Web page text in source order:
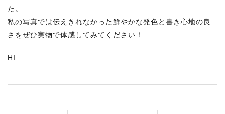
た。
私の写真では伝えきれなかった鮮やかな発色と書き心地の良
さをぜひ実物で体感してみてください！
HI